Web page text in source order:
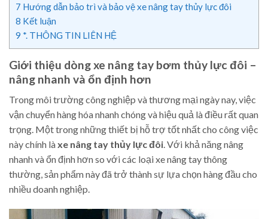
7 Hướng dẫn bảo trì và bảo vệ xe nâng tay thủy lực đôi
8 Kết luận
9 *. THÔNG TIN LIÊN HỆ
Giới thiệu dòng xe nâng tay bơm thủy lực đôi –
nâng nhanh và ổn định hơn
Trong môi trường công nghiệp và thương mại ngày nay, việc
vận chuyển hàng hóa nhanh chóng và hiệu quả là điều rất quan
trọng. Một trong những thiết bị hỗ trợ tốt nhất cho công việc
này chính làxe nâng tay thủy lực đôi. Với khả năng nâng
nhanh và ổn định hơn so với các loại xe nâng tay thông
thường, sản phẩm này đã trở thành sự lựa chọn hàng đầu cho
nhiều doanh nghiệp.